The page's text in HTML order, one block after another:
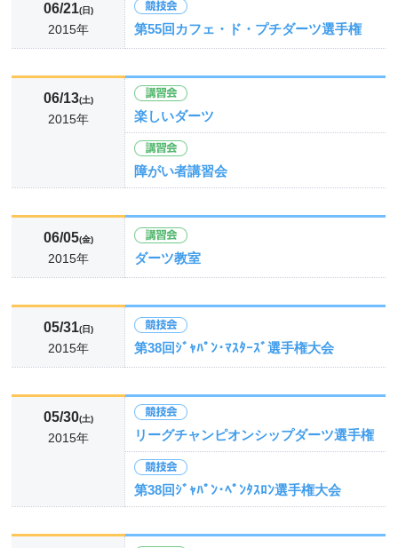
06/21(日)
2015年 第55回カフェ・ド・プチダーツ選手権
06/13(土)
2015年 楽しいダーツ
障がい者講習会
06/05(金)
2015年 ダーツ教室
05/31(日)
2015年 第38回ｼﾞｬﾊﾟﾝ･ﾏｽﾀｰｽﾞ選手権大会
05/30(土)
2015年 リーグチャンピオンシップダーツ選手権
第38回ｼﾞｬﾊﾟﾝ･ﾍﾟﾝﾀｽﾛﾝ選手権大会